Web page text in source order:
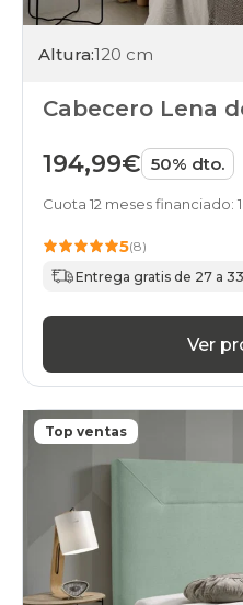
Altura:120 cm
Cabecero Lena
194,99€ 50% dto.
Cuota 12 meses financiado:
5(8)
Entrega gratis de 27 a
Ver
Top ventas